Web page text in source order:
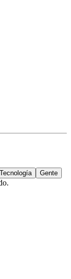
Tecnología Gente
.